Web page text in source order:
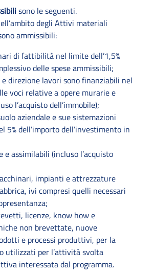
sono le seguenti.
degli Attivi materiali
ammissibili:
di fattibilità nel limite dell’1,5%
delle spese ammissibili;
direzione lavori sono finanziabili nel
voci relative a opere murarie e
l’acquisto dell’immobile);
aziendale e sue sistemazioni
5% dell’importo dell’investimento in
e assimilabili (incluso l’acquisto
impianti e attrezzature
ivi compresi quelli necessari
licenze, know how e
non brevettate, nuove
e processi produttivi, per la
utilizzati per l’attività svolta
interessata dal programma.